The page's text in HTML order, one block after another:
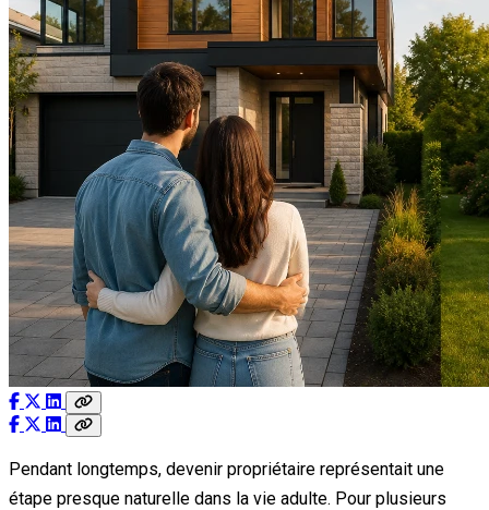
Pendant longtemps, devenir propriétaire représentait une
étape presque naturelle dans la vie adulte. Pour plusieurs